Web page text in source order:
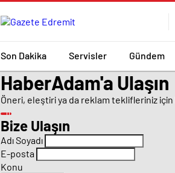
Son Dakika Servisler Gündem
HaberAdam'a Ulaşın
Öneri, eleştiri ya da reklam teklifleriniz
Bize Ulaşın
Adı Soyadı
E-posta
Konu